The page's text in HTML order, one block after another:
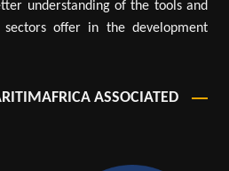
understanding of the tools and
offer in the development
ASSOCIATED